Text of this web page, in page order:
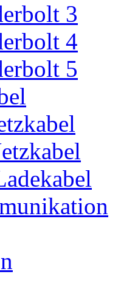
3
4
5